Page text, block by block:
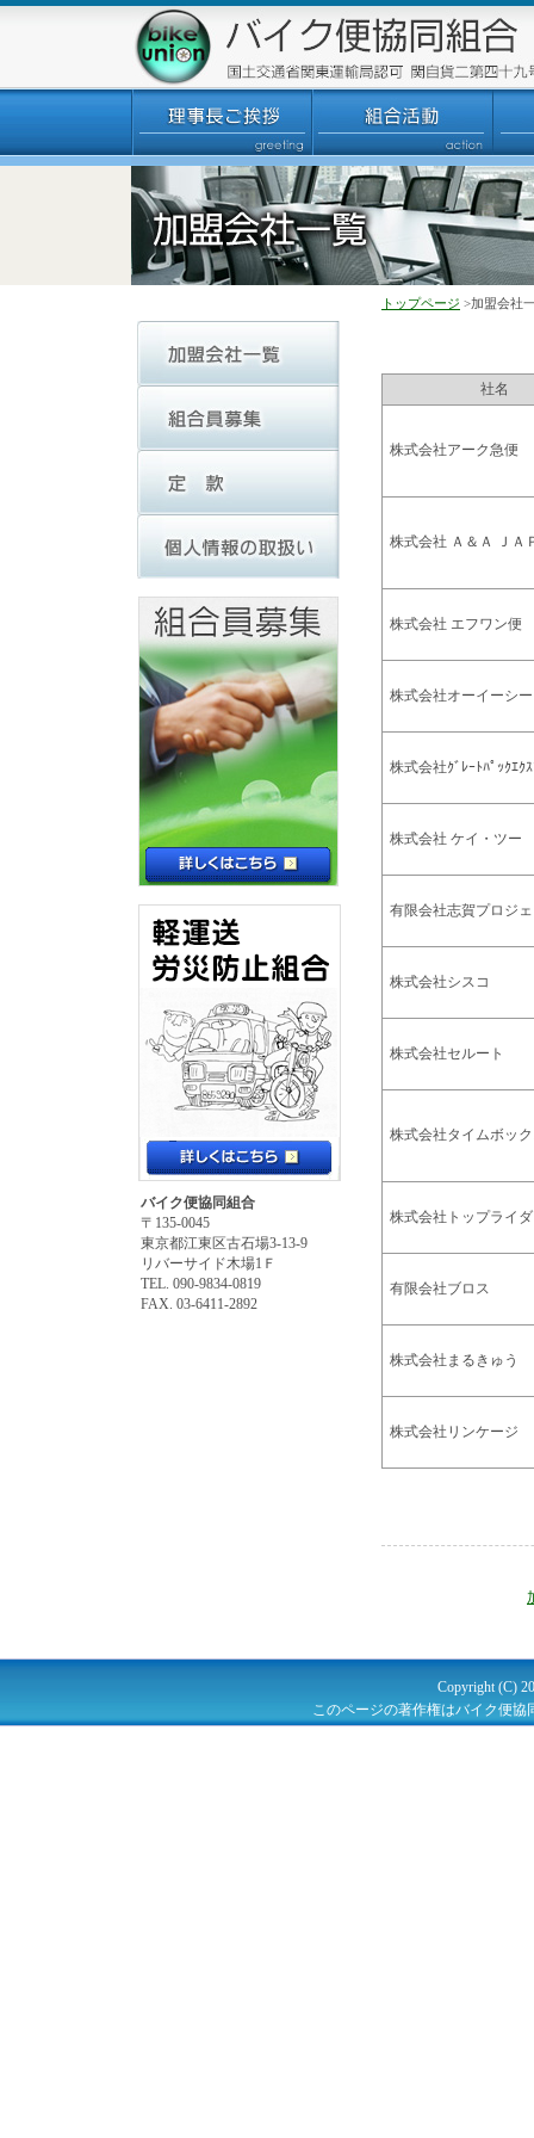
バイク便協同組合
〒135-0045
東京都江東区古石場3-13-9
リバーサイド木場1Ｆ
TEL. 090-9834-0819
FAX. 03-6411-2892
トップページ >加盟会社
社名
株式会社アーク急便
株式会社 Ａ＆Ａ ＪＡ
株式会社 エフワン便
株式会社オーイーシー
株式会社ｸﾞﾚｰﾄﾊﾟｯｸｴｸ
株式会社 ケイ・ツー
有限会社志賀プロジ
株式会社シスコ
株式会社セルート
株式会社タイムボッ
株式会社トップライ
有限会社ブロス
株式会社まるきゅう
株式会社リンケージ
Copyright (C)
このページの著作権はバイク便